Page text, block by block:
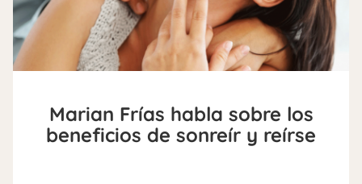
Marian Frías habla sobre los
beneficios de sonreír y reírse